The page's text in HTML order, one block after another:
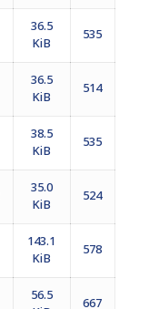
36.5
KiB
535
36.5
KiB
514
38.5
KiB
535
35.0
KiB
524
143.1
KiB
578
56.5
667